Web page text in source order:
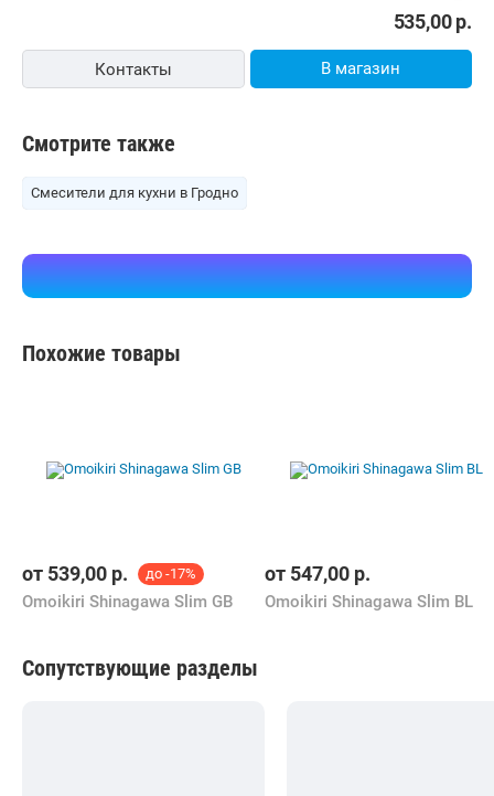
535,00р.
Контакты В магазин
Смотрите также
Смесители для кухни в Гродно
Похожие товары
от 539,00 р. до -17%
Omoikiri Shinagawa Slim GB
от 547,00 р.
Omoikiri Shinagawa Slim BL
Сопутствующие разделы